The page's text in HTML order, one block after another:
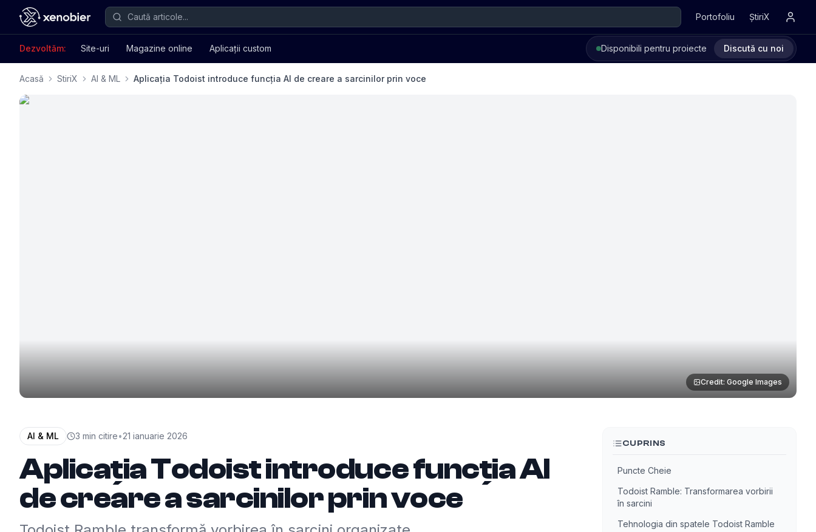
Portofoliu ȘtiriX
Dezvoltăm: Site-uri Magazine online Aplicații custom Disponibili pentru proiecte Discută cu noi
Acasă StiriX AI & ML Aplicația Todoist introduce funcția AI de creare a sarcinilor prin voce
Credit: Google Images
AI & ML 3 min citire•21 ianuarie 2026
Aplicația Todoist introduce funcția AI
de creare a sarcinilor prin voce
CUPRINS
Puncte Cheie
Todoist Ramble: Transformarea vorbirii
în sarcini
Tehnologia din spatele Todoist Ramble